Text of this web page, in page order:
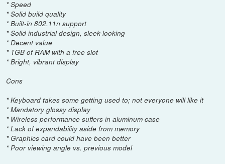
* Speed
* Solid build quality
* Built-in 802.11n support
* Solid industrial design, sleek-looking
* Decent value
* 1GB of RAM with a free slot
* Bright, vibrant display
Cons
* Keyboard takes some getting used to; not everyone will like it
* Mandatory glossy display
* Wireless performance suffers in aluminum case
* Lack of expandability aside from memory
* Graphics card could have been better
* Poor viewing angle vs. previous model